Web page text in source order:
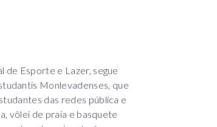
Esporte e Lazer, segue
Monlevadenses, que
das redes pública e
vôlei de praia e basquete